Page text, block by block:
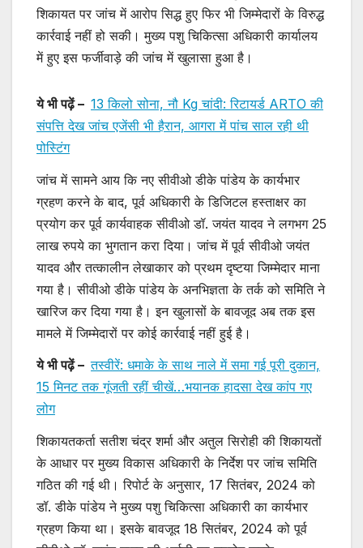
शिकायत पर जांच में आरोप सिद्ध हुए फिर भी जिम्मेदारों के विरुद्ध
कार्रवाई नहीं हो सकी। मुख्य पशु चिकित्सा अधिकारी कार्यालय
में हुए इस फर्जीवाड़े की जांच में खुलासा हुआ है।
ये भी पढ़ें – 13 किलो सोना, नौ Kg चांदी: रिटायर्ड ARTO की
संपत्ति देख जांच एजेंसी भी हैरान, आगरा में पांच साल रही थी
पोस्टिंग
जांच में सामने आय कि नए सीवीओ डीके पांडेय के कार्यभार
ग्रहण करने के बाद, पूर्व अधिकारी के डिजिटल हस्ताक्षर का
प्रयोग कर पूर्व कार्यवाहक सीवीओ डॉ. जयंत यादव ने लगभग 25
लाख रुपये का भुगतान करा दिया। जांच में पूर्व सीवीओ जयंत
यादव और तत्कालीन लेखाकार को प्रथम दृष्टया जिम्मेदार माना
गया है। सीवीओ डीके पांडेय के अनभिज्ञता के तर्क को समिति ने
खारिज कर दिया गया है। इन खुलासों के बावजूद अब तक इस
मामले में जिम्मेदारों पर कोई कार्रवाई नहीं हुई है।
ये भी पढ़ें –तस्वीरें: धमाके के साथ नाले में समा गई पूरी दुकान,
15 मिनट तक गूंजती रहीं चीखें…भयानक हादसा देख कांप गए
लोग
शिकायतकर्ता सतीश चंद्र शर्मा और अतुल सिरोही की शिकायतों
के आधार पर मुख्य विकास अधिकारी के निर्देश पर जांच समिति
गठित की गई थी। रिपोर्ट के अनुसार, 17 सितंबर, 2024 को
डॉ. डीके पांडेय ने मुख्य पशु चिकित्सा अधिकारी का कार्यभार
ग्रहण किया था। इसके बावजूद 18 सितंबर, 2024 को पूर्व